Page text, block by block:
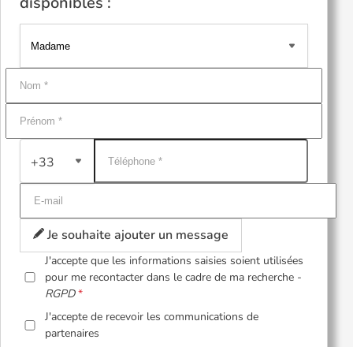
+33
Je souhaite ajouter un message
J'accepte que les informations saisies soient utilisées
pour me recontacter dans le cadre de ma recherche -
RGPD
J'accepte de recevoir les communications de
partenaires